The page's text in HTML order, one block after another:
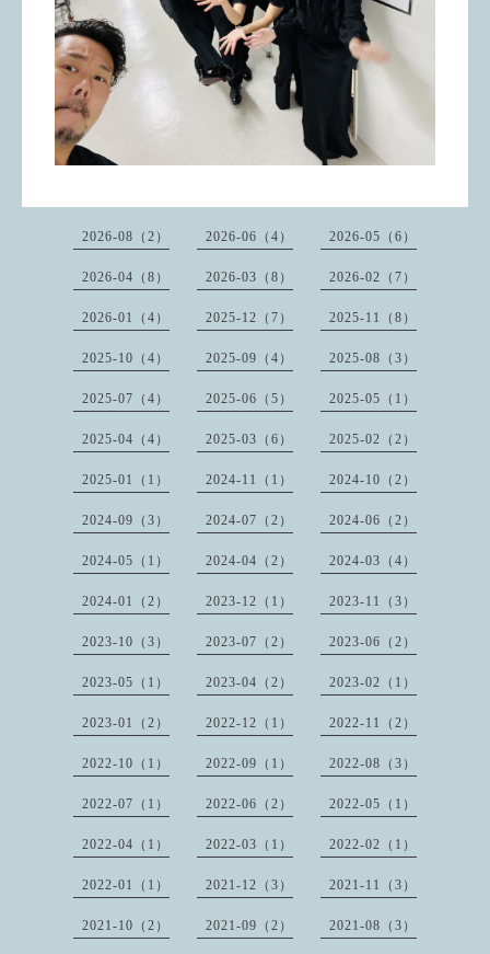
2026-08（2） 2026-06（4） 2026-05（6）
2026-04（8） 2026-03（8） 2026-02（7）
2026-01（4） 2025-12（7） 2025-11（8）
2025-10（4） 2025-09（4） 2025-08（3）
2025-07（4） 2025-06（5） 2025-05（1）
2025-04（4） 2025-03（6） 2025-02（2）
2025-01（1） 2024-11（1） 2024-10（2）
2024-09（3） 2024-07（2） 2024-06（2）
2024-05（1） 2024-04（2） 2024-03（4）
2024-01（2） 2023-12（1） 2023-11（3）
2023-10（3） 2023-07（2） 2023-06（2）
2023-05（1） 2023-04（2） 2023-02（1）
2023-01（2） 2022-12（1） 2022-11（2）
2022-10（1） 2022-09（1） 2022-08（3）
2022-07（1） 2022-06（2） 2022-05（1）
2022-04（1） 2022-03（1） 2022-02（1）
2022-01（1） 2021-12（3） 2021-11（3）
2021-10（2） 2021-09（2） 2021-08（3）